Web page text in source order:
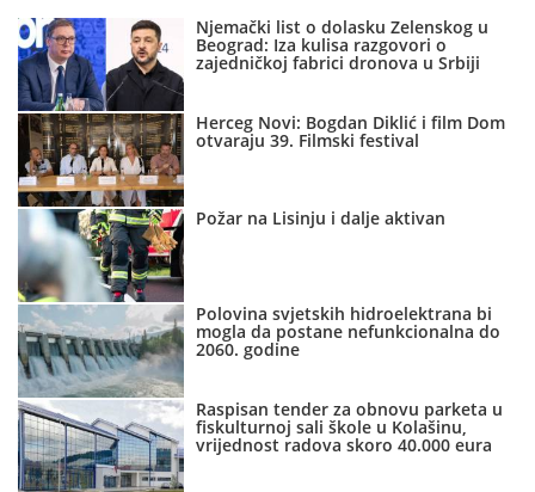
Njemački list o dolasku Zelenskog u
Beograd: Iza kulisa razgovori o
zajedničkoj fabrici dronova u Srbiji
Herceg Novi: Bogdan Diklić i film Dom
otvaraju 39. Filmski festival
Požar na Lisinju i dalje aktivan
Polovina svjetskih hidroelektrana bi
mogla da postane nefunkcionalna do
2060. godine
Raspisan tender za obnovu parketa u
fiskulturnoj sali škole u Kolašinu,
vrijednost radova skoro 40.000 eura